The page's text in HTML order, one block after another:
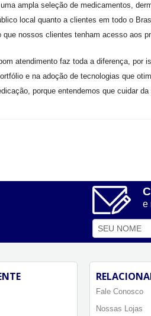
ampla seleção de medicamentos,
local quanto a clientes em todo o
que nossos clientes tenham acesso aos
atendimento faz toda a diferença, por
e na adoção de tecnologias que
porque entendemos que cuidar
e
Fale Conosco
Nossas Lojas